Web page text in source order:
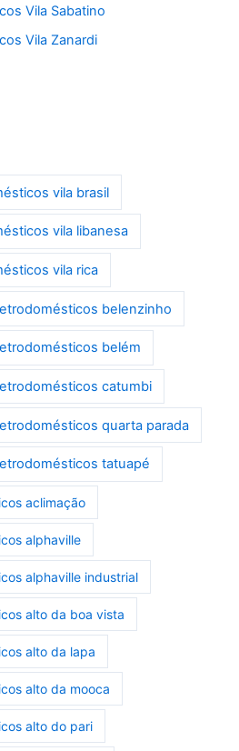
Vila Sabatino
Vila Zanardi
vila brasil
vila libanesa
vila rica
belenzinho
belém
catumbi
quarta parada
tatuapé
aclimação
alphaville
alphaville industrial
alto da boa vista
alto da lapa
alto da mooca
alto do pari